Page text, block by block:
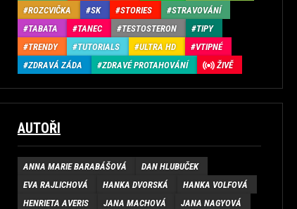
ROZCVIČKA
SK STORIES
STRAVOVÁNÍ
TABATA
TANEC TESTOSTERON
TIPY
TRENDY
TUTORIALS ULTRA HD
VTIPNÉ
ZDRAVÁ ZÁDA
ZDRAVÉ PROTAHOVÁNÍ ŽIVĚ
AUTOŘI
ANNA MARIE BARABÁŠOVÁ
DAN HLUBUČEK
EVA RAJLICHOVÁ
HANKA DVORSKÁ
HANKA VOLFOVÁ
HENRIETA AVERIS
JANA MACHOVÁ
JANA NAGYOVÁ